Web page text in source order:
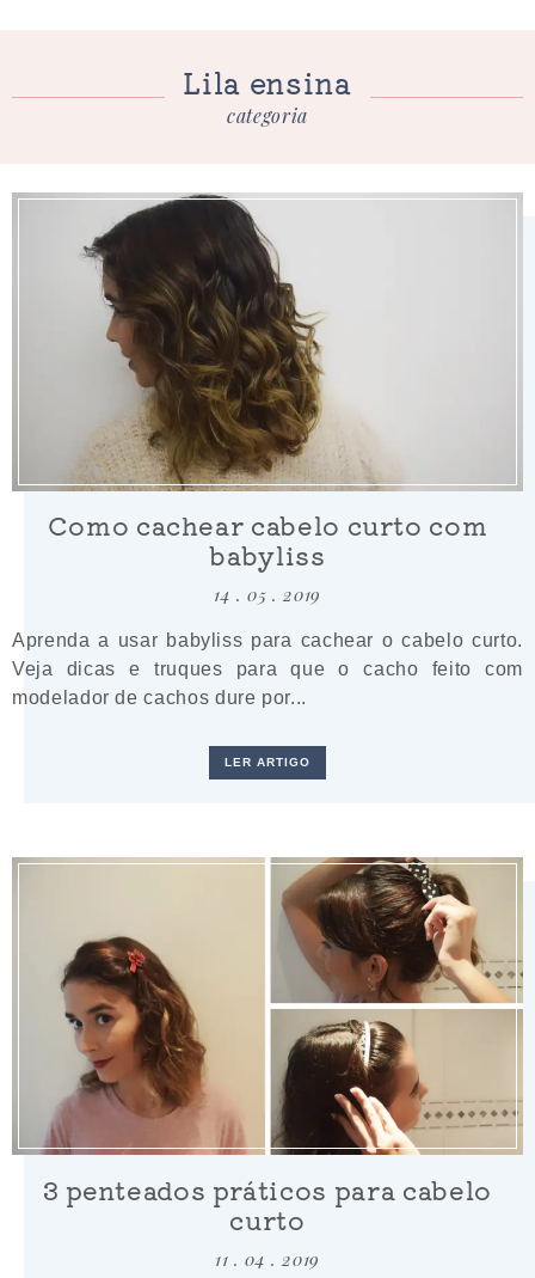
Lila ensina
categoria
Como cachear cabelo curto com
babyliss
14 . 05 . 2019
Aprenda a usar babyliss para cachear o cabelo curto.
Veja dicas e truques para que o cacho feito com
modelador de cachos dure por...
LER ARTIGO
3 penteados práticos para cabelo
curto
11 . 04 . 2019